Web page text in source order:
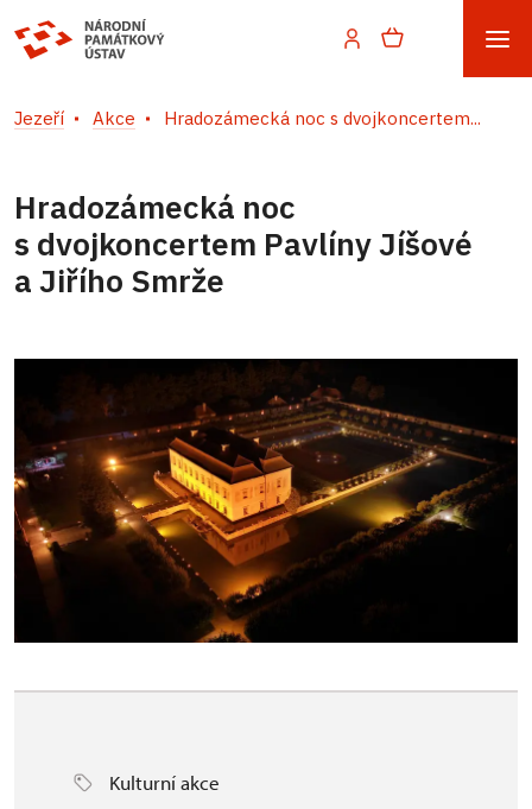
Jezeří Akce Hradozámecká noc s dvojkoncertem...
Hradozámecká noc
s dvojkoncertem Pavlíny Jíšové
a Jiřího Smrže
Kulturní akce